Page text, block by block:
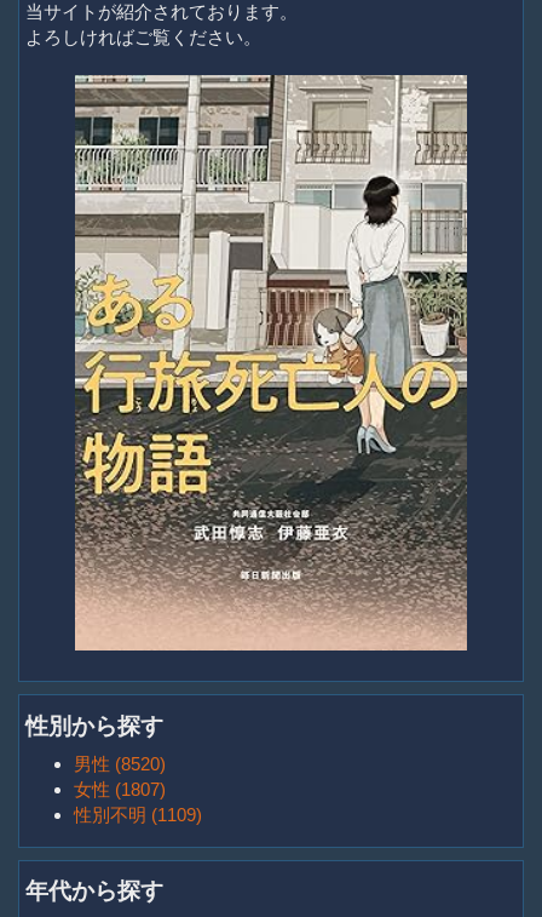
当サイトが紹介されております。
よろしければご覧ください。
性別から探す
男性 (8520)
女性 (1807)
性別不明 (1109)
年代から探す